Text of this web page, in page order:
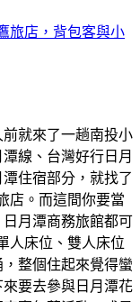
旅店，背包客與小
就來了一趟南投小
線、台灣好行日月
住宿部分，就找了
店。而這間你要當
月潭商務旅館都可
人床位、雙人床位
整個住起來覺得蠻
要去參與日月潭花